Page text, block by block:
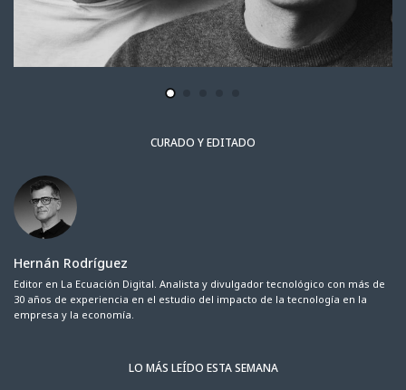
CURADO Y EDITADO
Hernán Rodríguez
Editor en La Ecuación Digital. Analista y divulgador tecnológico con más de
30 años de experiencia en el estudio del impacto de la tecnología en la
empresa y la economía.
LO MÁS LEÍDO ESTA SEMANA